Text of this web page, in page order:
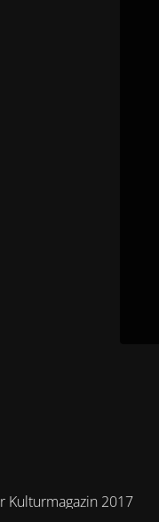
Kulturmagazin 2017